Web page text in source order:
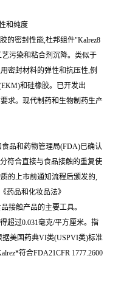
和纯度
的密封性能,杜邦组件"Kalrez8
污染和粘合剂沉降。类似于
密封材料的弹性和抗压性,例
和硅橡胶。已开发出
求。现代制药和生物制药生产
品和药物管理局(FDA)已确认
分符合直接与食品接触的重复使
的上市前通知流程后颁发的,
药品和化妆品法》
接触产品的主要工具。
超过0.031毫克/平方厘米。指
据美国药典VI类(USPVI类)标准
符合FDA21CFR 1777.2600